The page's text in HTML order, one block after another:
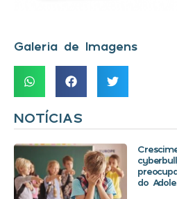
Galeria de Imagens
NOTÍCIAS
do